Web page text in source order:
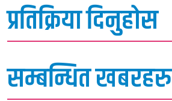
प्रतिक्रिया दिनुहोस
सम्बन्धित खबरहरु